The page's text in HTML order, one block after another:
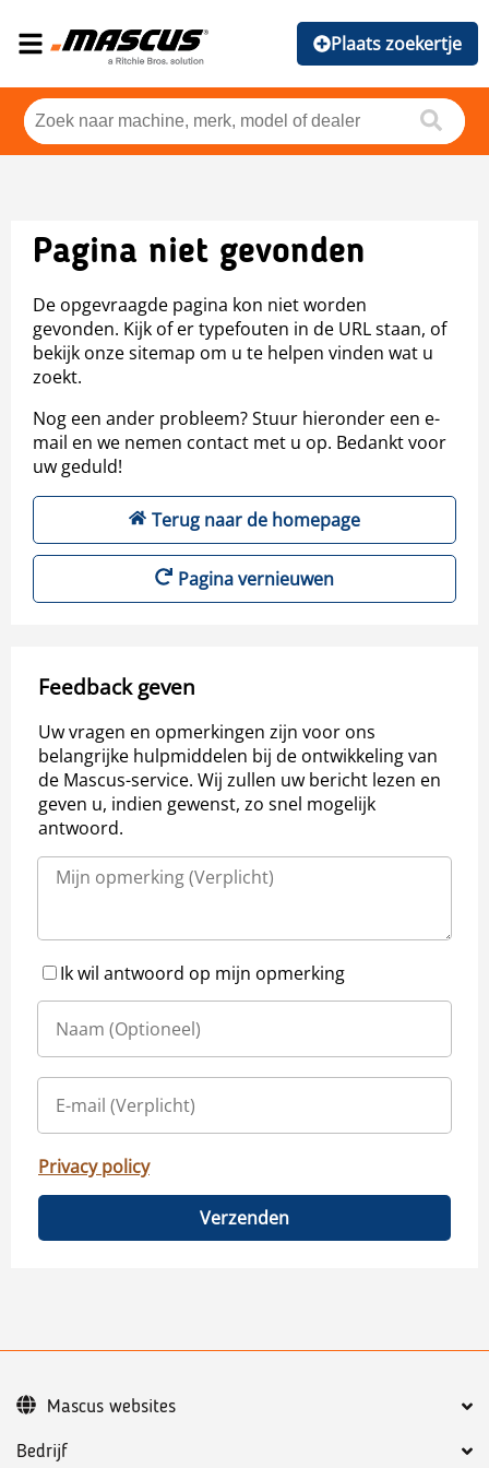
Plaats zoekertje
Pagina niet gevonden
De opgevraagde pagina kon niet worden
gevonden. Kijk of er typefouten in de URL staan, of
bekijk onze sitemap om u te helpen vinden wat u
zoekt.
Nog een ander probleem? Stuur hieronder een e-
mail en we nemen contact met u op. Bedankt voor
uw geduld!
Terug naar de homepage
Pagina vernieuwen
Feedback geven
Uw vragen en opmerkingen zijn voor ons
belangrijke hulpmiddelen bij de ontwikkeling van
de Mascus-service. Wij zullen uw bericht lezen en
geven u, indien gewenst, zo snel mogelijk
antwoord.
Ik wil antwoord op mijn opmerking
Privacy policy
Verzenden
Bedrijf
Mascus websites